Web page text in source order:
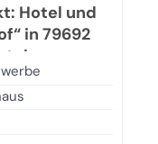
Hotel und
in 79692